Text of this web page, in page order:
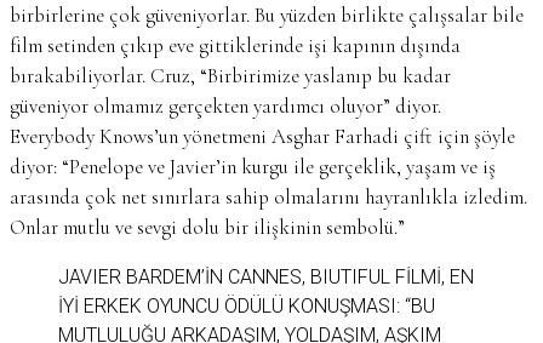
birbirlerine çok güveniyorlar. Bu yüzden birlikte çalışsalar bile
film setinden çıkıp eve gittiklerinde işi kapının dışında
bırakabiliyorlar. Cruz, “Birbirimize yaslanıp bu kadar
güveniyor olmamız gerçekten yardımcı oluyor” diyor.
Everybody Knows’un yönetmeni Asghar Farhadi çift için şöyle
diyor: “Penelope ve Javier’in kurgu ile gerçeklik, yaşam ve iş
arasında çok net sınırlara sahip olmalarını hayranlıkla izledim.
Onlar mutlu ve sevgi dolu bir ilişkinin sembolü.”
JAVIER BARDEM’İN CANNES, BIUTIFUL FİLMI, EN
IYI ERKEK OYUNCU ÖDÜLÜ KONUŞMASI: ‘‘BU
MUTLULUĞU ARKADAŞIM, YOLDAŞIM, AŞKIM